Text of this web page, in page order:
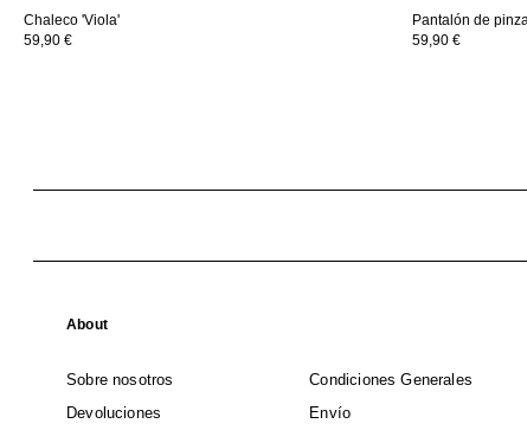
Chaleco 'Viola'
59,90 €
Pantalón de
59,90 €
About
Sobre nosotros
Condiciones Generales
Devoluciones
Envío